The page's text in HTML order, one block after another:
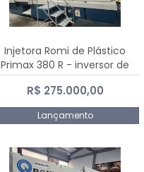
Injetora Romi de Plástico
Primax 380 R - inversor de
frequência NR 12 - 2008
R$ 275.000,00
Lançamento